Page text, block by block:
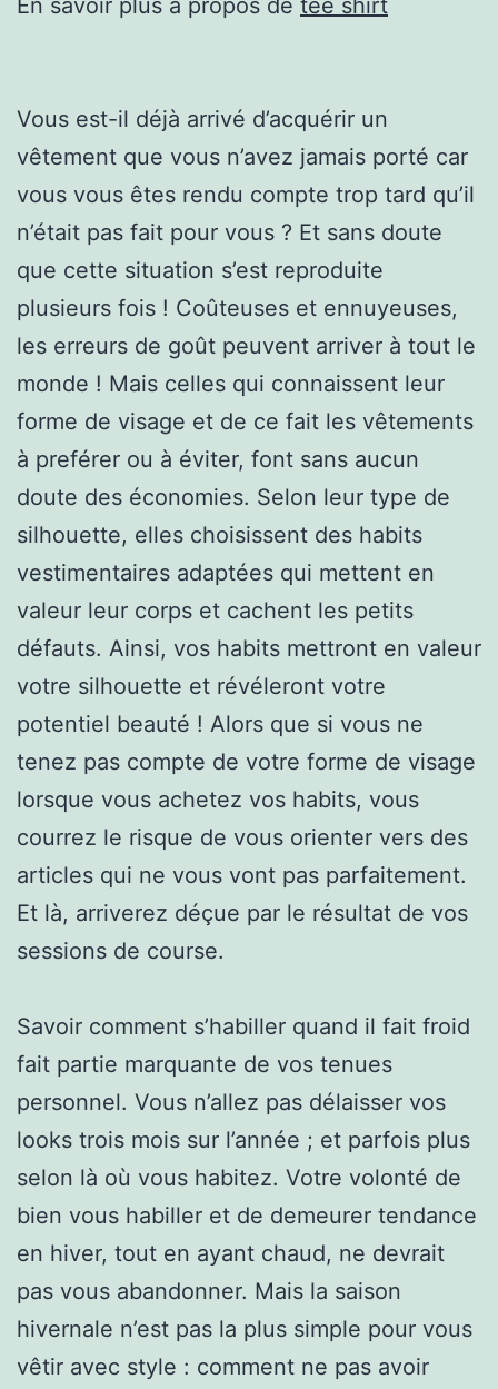
Vous est-il déjà arrivé d’acquérir un
vêtement que vous n’avez jamais porté car
vous vous êtes rendu compte trop tard qu’il
n’était pas fait pour vous ? Et sans doute
que cette situation s’est reproduite
plusieurs fois ! Coûteuses et ennuyeuses,
les erreurs de goût peuvent arriver à tout le
monde ! Mais celles qui connaissent leur
forme de visage et de ce fait les vêtements
à preférer ou à éviter, font sans aucun
doute des économies. Selon leur type de
silhouette, elles choisissent des habits
vestimentaires adaptées qui mettent en
valeur leur corps et cachent les petits
défauts. Ainsi, vos habits mettront en valeur
votre silhouette et révéleront votre
potentiel beauté ! Alors que si vous ne
tenez pas compte de votre forme de visage
lorsque vous achetez vos habits, vous
courrez le risque de vous orienter vers des
articles qui ne vous vont pas parfaitement.
Et là, arriverez déçue par le résultat de vos
sessions de course.
Savoir comment s’habiller quand il fait froid
fait partie marquante de vos tenues
personnel. Vous n’allez pas délaisser vos
looks trois mois sur l’année ; et parfois plus
selon là où vous habitez. Votre volonté de
bien vous habiller et de demeurer tendance
en hiver, tout en ayant chaud, ne devrait
pas vous abandonner. Mais la saison
hivernale n’est pas la plus simple pour vous
vêtir avec style : comment ne pas avoir